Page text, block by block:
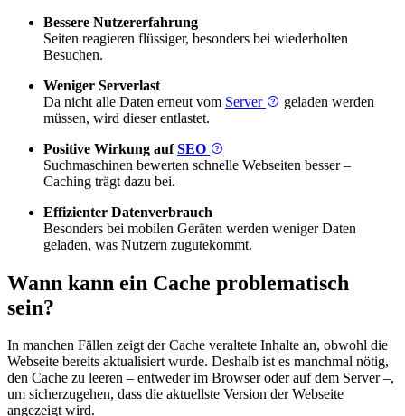
Bessere Nutzererfahrung
Seiten reagieren flüssiger, besonders bei wiederholten
Besuchen.
Weniger Serverlast
Da nicht alle Daten erneut vom Server
geladen werden
müssen, wird dieser entlastet.
Positive Wirkung aufSEO
Suchmaschinen bewerten schnelle Webseiten besser –
Caching trägt dazu bei.
Effizienter Datenverbrauch
Besonders bei mobilen Geräten werden weniger Daten
geladen, was Nutzern zugutekommt.
Wann kann ein Cache problematisch
sein?
In manchen Fällen zeigt der Cache veraltete Inhalte an, obwohl die
Webseite bereits aktualisiert wurde. Deshalb ist es manchmal nötig,
den Cache zu leeren – entweder im Browser oder auf dem Server –,
um sicherzugehen, dass die aktuellste Version der Webseite
angezeigt wird.